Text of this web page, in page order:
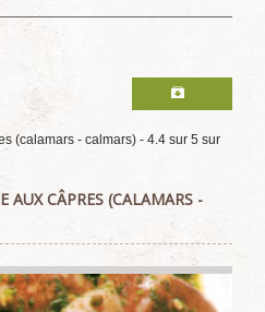
(calamars - calmars) - 4.4 sur 5 sur
AUX CÂPRES (CALAMARS -